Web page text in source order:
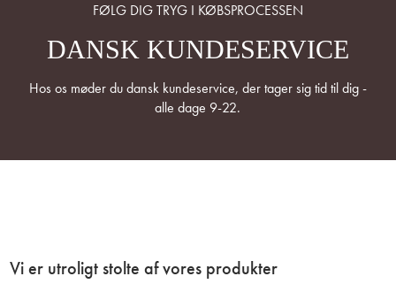
FØLG DIG TRYG I KØBSPROCESSEN
DANSK KUNDESERVICE
Hos os møder du dansk kundeservice, der tager sig tid til dig -
alle dage 9-22.
Vi er utroligt stolte af vores produkter